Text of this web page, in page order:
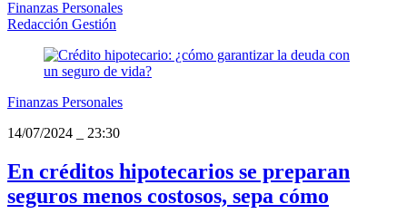
Finanzas Personales
Redacción Gestión
Finanzas Personales
14/07/2024
23:30
En créditos hipotecarios se preparan
seguros menos costosos, sepa cómo